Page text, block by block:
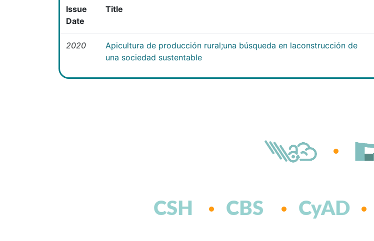
Issue
Date
Title
2020
Apicultura de producción rural;una búsqueda en laconstrucción de
una sociedad sustentable
CSH CBS CyAD